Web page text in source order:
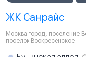
ЖК Санрайс
Москва город, поселение
поселок Воскресенское